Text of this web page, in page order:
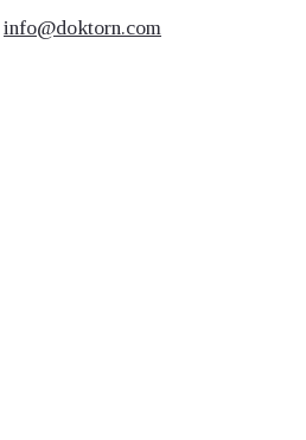
info@doktorn.com